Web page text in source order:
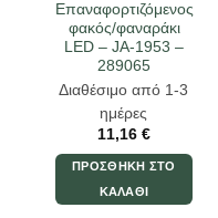
Επαναφορτιζόμενος
φακός/φαναράκι
LED – JA-1953 –
289065
Διαθέσιμο από 1-3
ημέρες
11,16 €
ΠΡΟΣΘΉΚΗ ΣΤΟ
ΚΑΛΆΘΙ